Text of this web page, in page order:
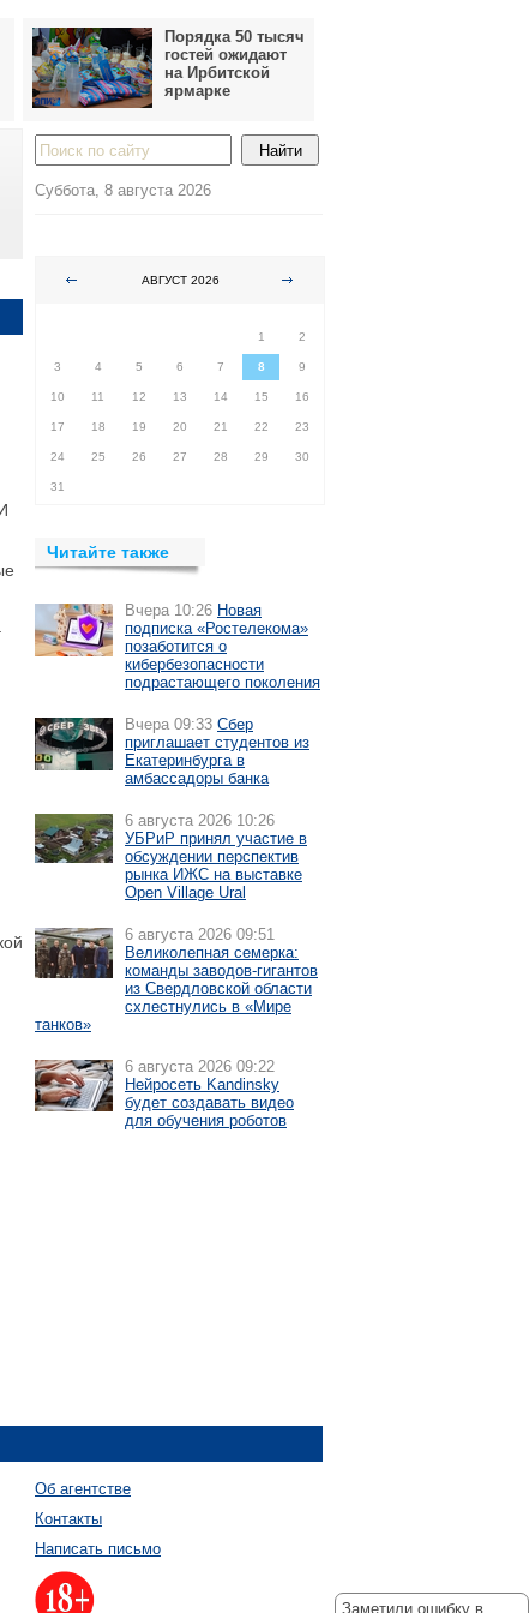
Порядка 50 тысяч
гостей ожидают
на Ирбитской
ярмарке
Суббота, 8 августа 2026
АВГУСТ 2026
1
2
3 4 5 6 7 8 9
10 11 12 13 14 15 16
17 18 19 20 21 22 23
24 25 26 27 28 29 30
31
Читайте также
Вчера 10:26 Новая
подписка «Ростелекома»
позаботится о
кибербезопасности
подрастающего поколения
Вчера 09:33 Сбер
приглашает студентов из
Екатеринбурга в
амбассадоры банка
6 августа 2026 10:26
УБРиР принял участие в
обсуждении перспектив
рынка ИЖС на выставке
Open Village Ural
6 августа 2026 09:51
Великолепная семерка:
команды заводов-гигантов
из Свердловской области
схлестнулись в «Мире
танков»
6 августа 2026 09:22
Нейросеть Kandinsky
будет создавать видео
для обучения роботов
Об агентстве
Контакты
Написать письмо
Заметили ошибку в